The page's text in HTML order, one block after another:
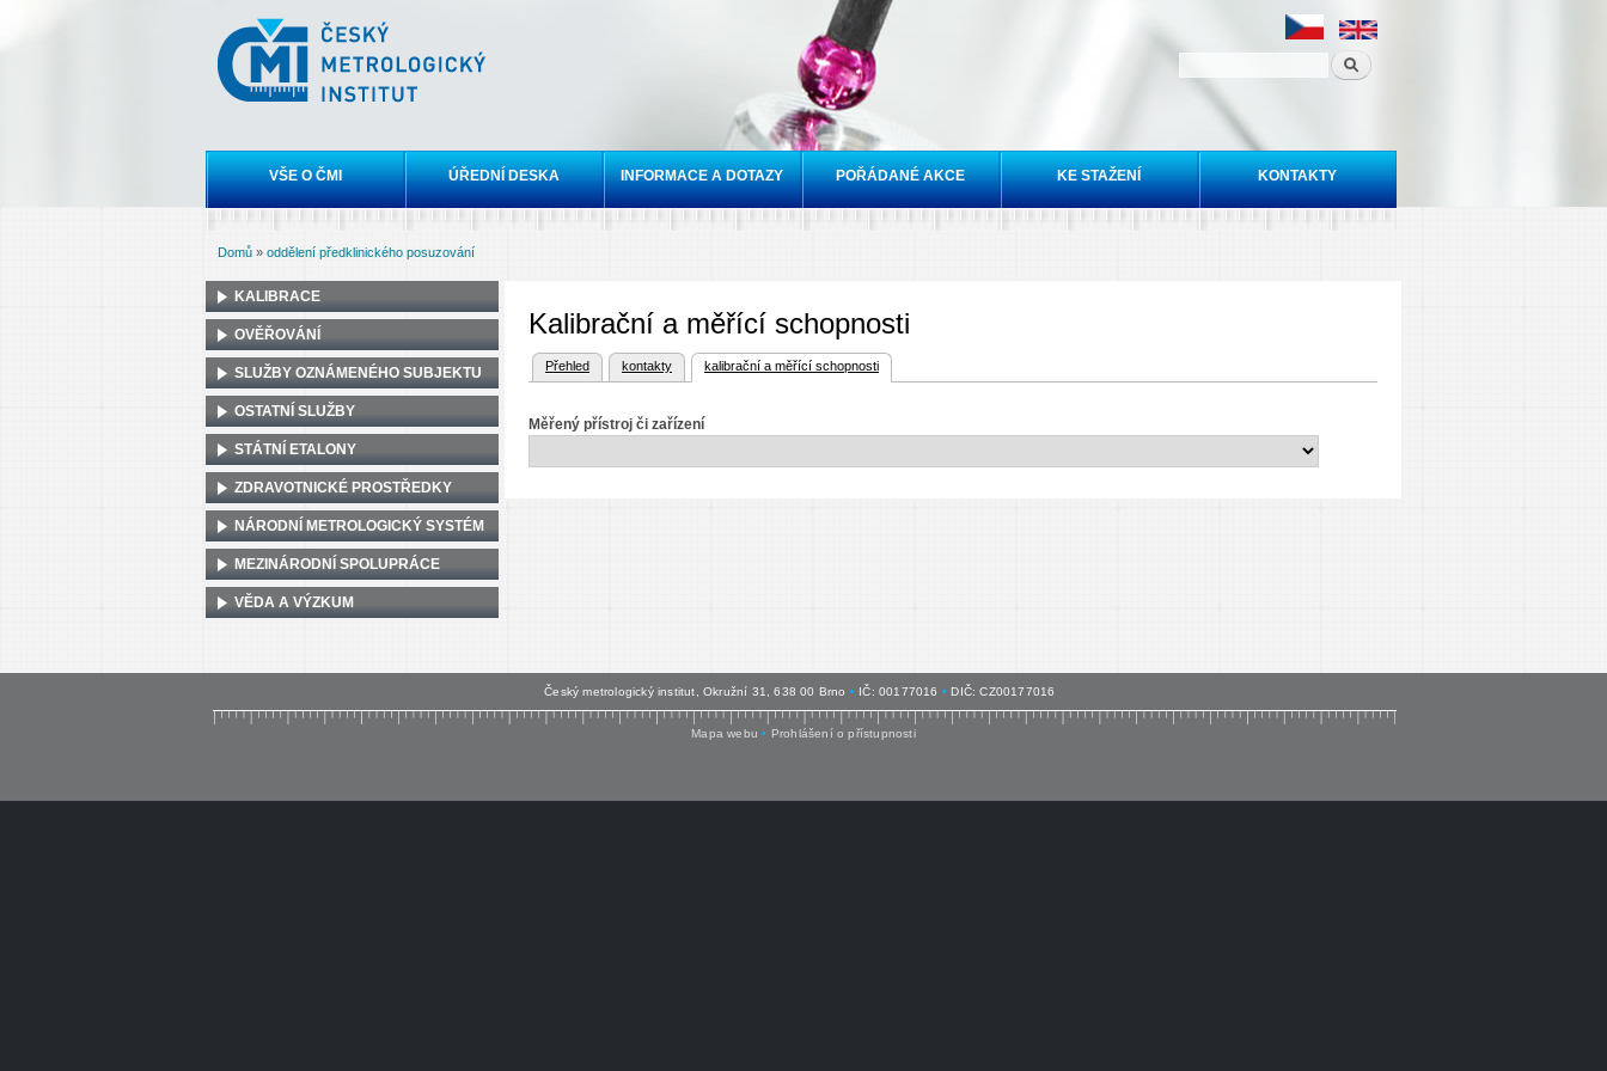
Český
metrologický
institut
Hlavní menu
VŠE O ČMI ÚŘEDNÍ DESKA INFORMACE A DOTAZY POŘÁDANÉ AKCE KE STAŽENÍ KONTAKTY
Domů » oddělení předklinického posuzování
Kalibrační a měřící schopnosti
Hlavní záložky
Přehled kontakty kalibrační a měřící schopnosti
(aktivní záložka)
Měřený přístroj či zařízení
KALIBRACE
OVĚŘOVÁNÍ
SLUŽBY OZNÁMENÉHO SUBJEKTU
OSTATNÍ SLUŽBY
STÁTNÍ ETALONY
ZDRAVOTNICKÉ PROSTŘEDKY
NÁRODNÍ METROLOGICKÝ SYSTÉM
MEZINÁRODNÍ SPOLUPRÁCE
VĚDA A VÝZKUM
Český metrologický institut, Okružní 31, 638 00 Brno • IČ: 00177016 • DIČ: CZ00177016
Mapa webu • Prohlášení o přístupnosti